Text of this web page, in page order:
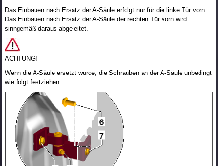
Das Einbauen nach Ersatz der A-Säule erfolgt nur für die linke Tür vorn.
Das Einbauen nach Ersatz der A-Säule der rechten Tür vorn wird
sinngemäß daraus abgeleitet.
ACHTUNG!
Wenn die A-Säule ersetzt wurde, die Schrauben an der A-Säule unbedingt
wie folgt festziehen.